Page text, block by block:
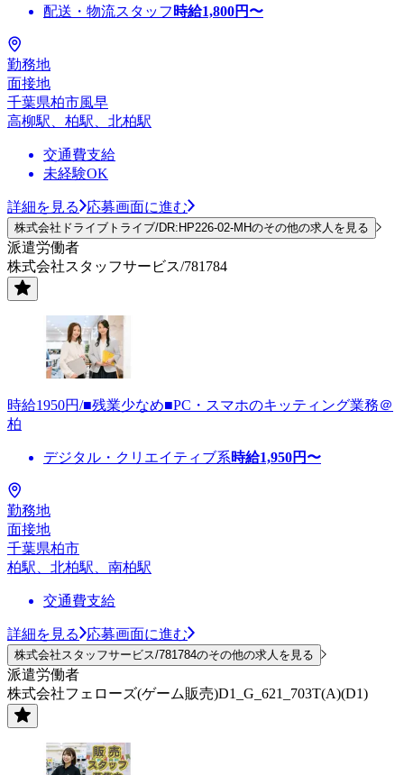
配送・物流スタッフ 時給1,800円〜
勤務地
面接地
千葉県柏市風早
高柳駅、柏駅、北柏駅
交通費支給
未経験OK
詳細を見る 応募画面に進む
株式会社ドライブトライブ/DR:HP226-02-MHのその他の求人を見る
派遣労働者
株式会社スタッフサービス/781784
時給1950円/■残業少なめ■PC・スマホのキッティング業務＠
柏
デジタル・クリエイティブ系時給1,950円〜
勤務地
面接地
千葉県柏市
柏駅、北柏駅、南柏駅
交通費支給
詳細を見る 応募画面に進む
株式会社スタッフサービス/781784のその他の求人を見る
派遣労働者
株式会社フェローズ(ゲーム販売)D1_G_621_703T(A)(D1)